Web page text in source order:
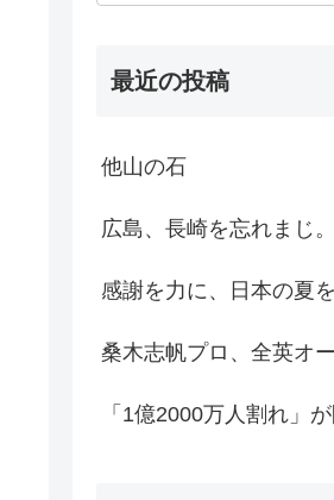
最近の投稿
他山の石
広島、長崎を忘れまじ。
感謝を力に、日本の夏を
桑木志帆プロ、全英オ
「1億2000万人割れ」